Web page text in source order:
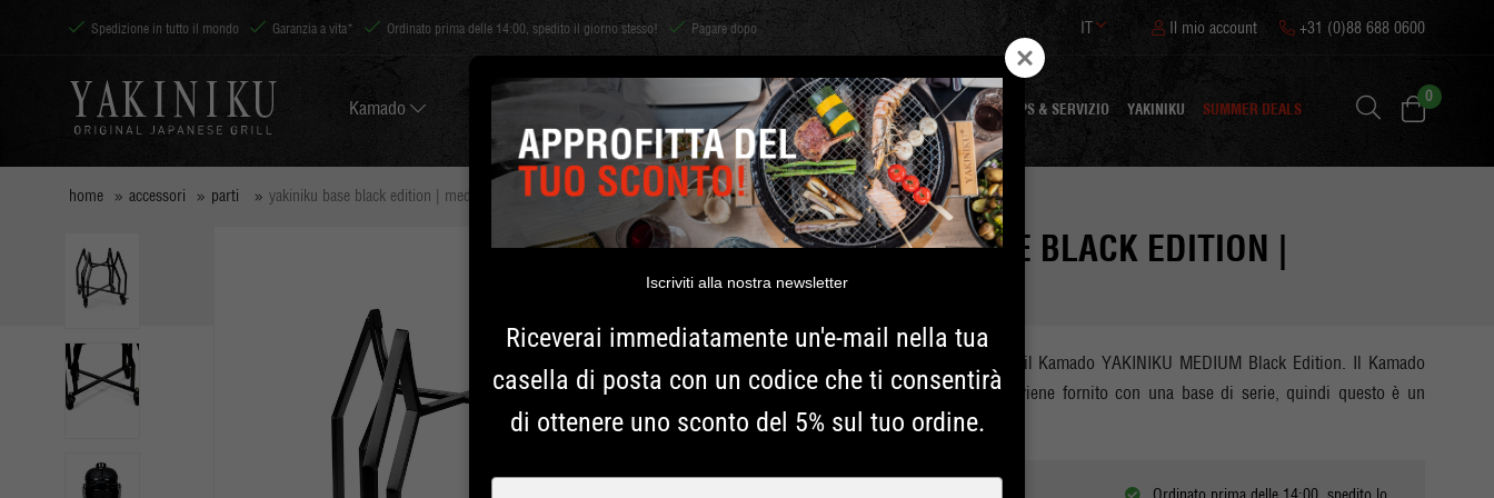
Spedizione in tutto il mondo Garanzia a vita* Ordinato prima delle 14:00, spedito il giorno stesso! Pagare dopo +31 (0)88 688 0600
Il mio account
IT
Kamado ACCESSORI CARBONE E LEGNA ERBE ISPIRAZIONE TIPS & SERVIZIO YAKINIKU SUMMER DEALS
0
home accessori parti yakiniku base black edition | medium
YAKINIKU BASE BLACK EDITION |
MEDIUM
Questa è una base sciolta per il Kamado YAKINIKU MEDIUM Black Edition. Il Kamado
MEDIUM Basic Black Edition viene fornito con una base di serie, quindi questo è un
articolo di ricambio.
Iscriviti alla nostra newsletter
Riceverai immediatamente un'e-mail nella tua
casella di posta con un codice che ti consentirà
di ottenere uno sconto del 5% sul tuo ordine.